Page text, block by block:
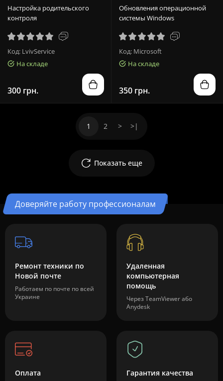
Настройка родительского
контроля
Код: LvivService
На складе
300 грн.
Обновления операционной
системы Windows
Код: Microsoft
На складе
350 грн.
Показать еще
1 2 > >|
Доверяйте работу профессионалам
Ремонт техники по
Новой почте
Работаем по почте по всей
Украине
Удаленная
компьютерная
помощь
Через TeamViewer або
Anydesk
Оплата Гарантия качества